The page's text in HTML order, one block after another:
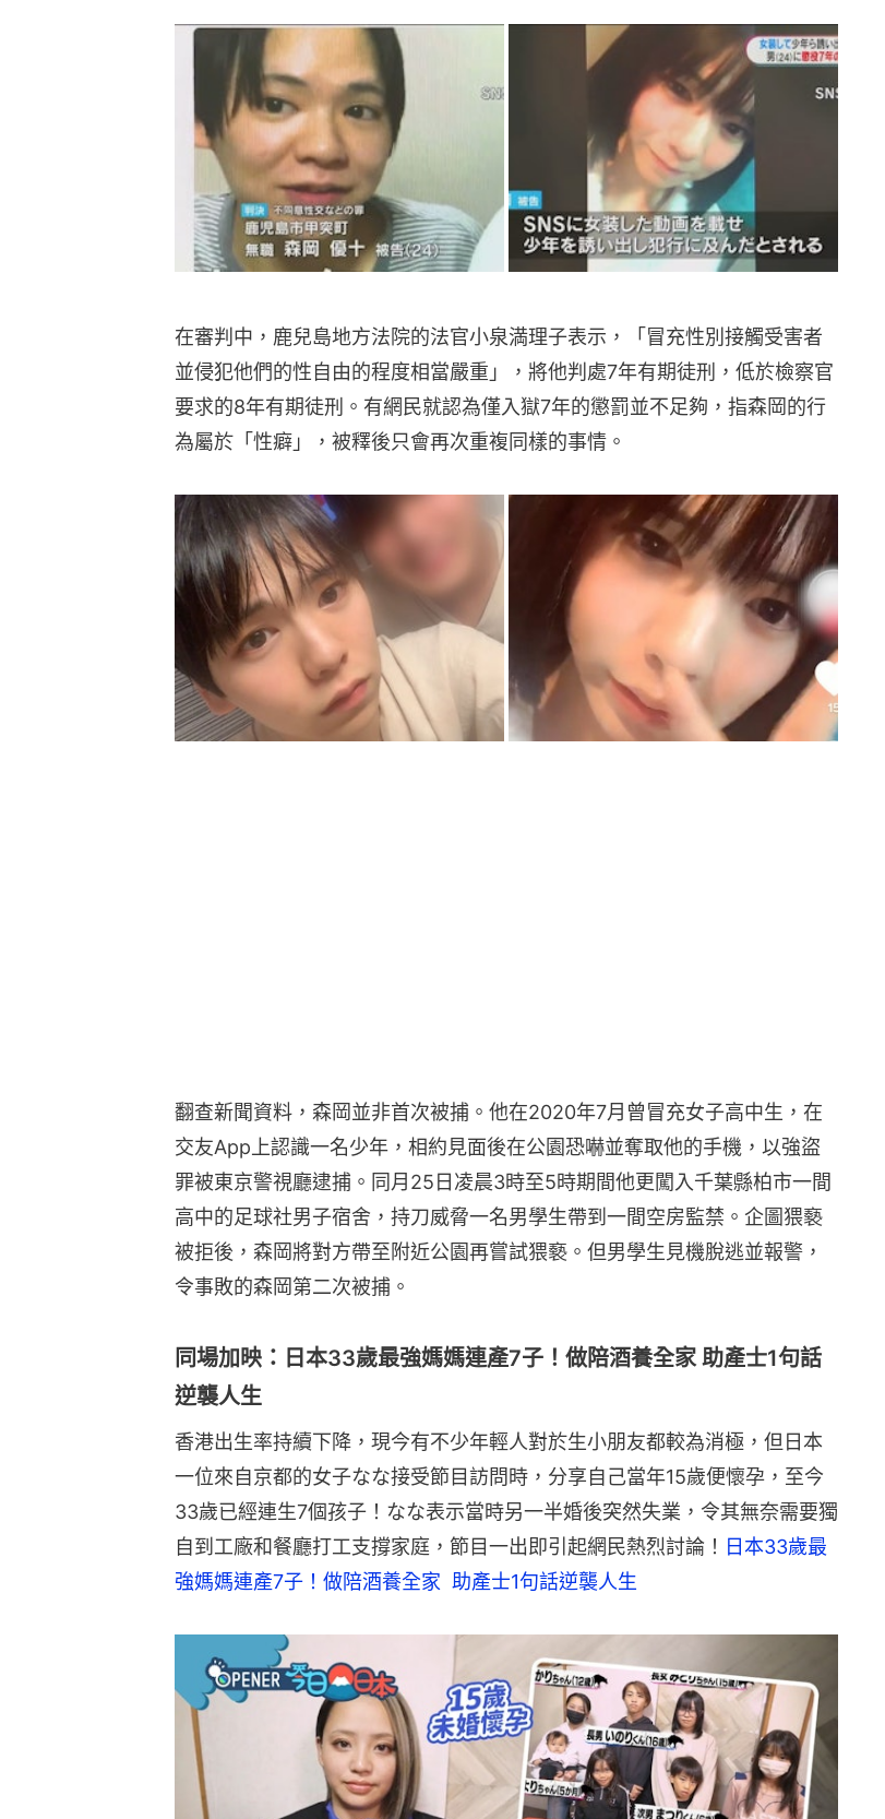
在審判中，鹿兒島地方法院的法官小泉満理子表示，「冒充性別接觸受害者
並侵犯他們的性自由的程度相當嚴重」，將他判處7年有期徒刑，低於檢察官
要求的8年有期徒刑。有網民就認為僅入獄7年的懲罰並不足夠，指森岡的行
為屬於「性癖」，被釋後只會再次重複同樣的事情。
翻查新聞資料，森岡並非首次被捕。他在2020年7月曾冒充女子高中生，在
交友App上認識一名少年，相約見面後在公園恐嚇並奪取他的手機，以強盜
罪被東京警視廳逮捕。同月25日凌晨3時至5時期間他更闖入千葉縣柏市一間
高中的足球社男子宿舍，持刀威脅一名男學生帶到一間空房監禁。企圖猥褻
被拒後，森岡將對方帶至附近公園再嘗試猥褻。但男學生見機脫逃並報警，
令事敗的森岡第二次被捕。
同場加映：日本33歲最強媽媽連產7子！做陪酒養全家 助產士1句話
逆襲人生
香港出生率持續下降，現今有不少年輕人對於生小朋友都較為消極，但日本
一位來自京都的女子なな接受節目訪問時，分享自己當年15歲便懷孕，至今
33歲已經連生7個孩子！なな表示當時另一半婚後突然失業，令其無奈需要獨
自到工廠和餐廳打工支撐家庭，節目一出即引起網民熱烈討論！ 日本33歲最
強媽媽連產7子！做陪酒養全家  助產士1句話逆襲人生